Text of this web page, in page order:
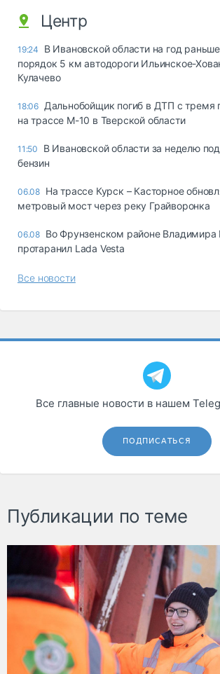
Центр
19:24
В Ивановской области на год
порядок 5 км автодороги Ильинское-
Кулачево
18:06 Дальнобойщик погиб в ДТП с тремя
на трассе М-10 в Тверской области
11:50
В Ивановской области за неделю
бензин
06.08 На трассе Курск – Касторное
метровый мост через реку Грайворонка
06.08 Во Фрунзенском районе
протаранил Lada Vesta
Все новости
Все главные новости в нашем
ПОДПИСАТЬСЯ
Публикации по теме